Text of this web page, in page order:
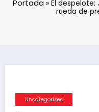
Portada »El despelote:
rueda de
Uncategorized